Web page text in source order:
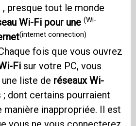
, presque tout le monde
Wi-Fi pour une(Wi-
(internet connection)
fois que vous ouvrez
Fi sur votre PC, vous
liste de réseaux Wi-
; dont certains pourraient
manière inappropriée. Il est